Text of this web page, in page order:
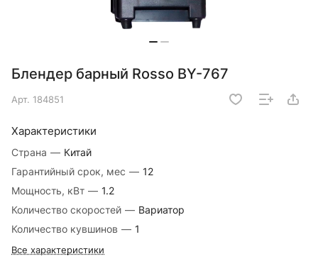
Блендер барный Rosso BY-767
Арт. 184851
Характеристики
Страна — Китай
Гарантийный срок, мес — 12
Мощность, кВт — 1.2
Количество скоростей — Вариатор
Количество кувшинов — 1
Все характеристики